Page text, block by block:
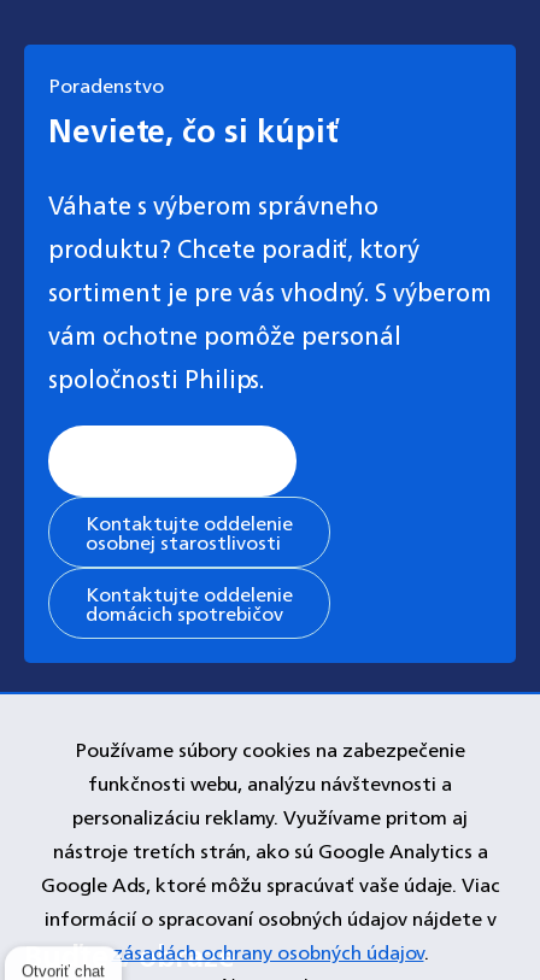
Používame súbory cookies na zabezpečenie
funkčnosti webu, analýzu návštevnosti a
personalizáciu reklamy. Využívame pritom aj
nástroje tretích strán, ako sú Google Analytics a
Google Ads, ktoré môžu spracúvať vaše údaje. Viac
informácií o spracovaní osobných údajov nájdete v
zásadách ochrany osobných údajov.
Poradenstvo
Neviete, čo si kúpiť
Váhate s výberom správneho
produktu? Chcete poradiť, ktorý
sortiment je pre vás vhodný. S výberom
vám ochotne pomôže personál
spoločnosti Philips.
Kontaktujte oddelenie
osobnej starostlivosti
Kontaktujte oddelenie
domácich spotrebičov
Otvoriť chat